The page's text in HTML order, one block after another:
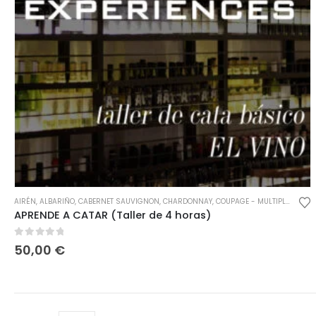
AIRÉN, ALBARIÑO, CABERNET SAUVIGNON, CHARDONNAY, COUPAGE - MULTIPLES VARIEDADES
APRENDE A CATAR (Taller de 4 horas)
out of 5
50,00 €